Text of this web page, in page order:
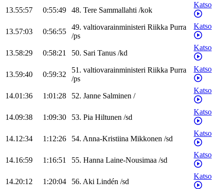
13.55:57 0:55:49 48. Tere Sammallahti /kok
Katso
13.57:03 0:56:55
49. valtiovarainministeri Riikka Purra
/ps
Katso
13.58:29 0:58:21 50. Sari Tanus /kd
Katso
13.59:40 0:59:32
51. valtiovarainministeri Riikka Purra
/ps
Katso
14.01:36 1:01:28 52. Janne Salminen /
Katso
14.09:38 1:09:30 53. Pia Hiltunen /sd
Katso
14.12:34 1:12:26 54. Anna-Kristiina Mikkonen /sd
Katso
14.16:59 1:16:51 55. Hanna Laine-Nousimaa /sd
Katso
14.20:12 1:20:04 56. Aki Lindén /sd
Katso